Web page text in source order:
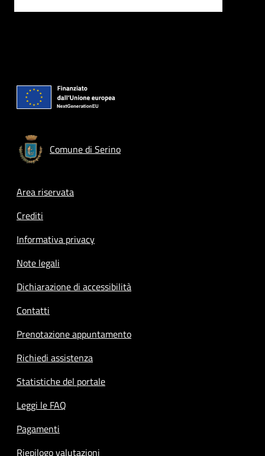
Comune di Serino
Footer menu
Area riservata
Crediti
Informativa privacy
Note legali
Dichiarazione di accessibilità
Contatti
Prenotazione appuntamento
Richiedi assistenza
Statistiche del portale
Leggi le FAQ
Pagamenti
Riepilogo valutazioni